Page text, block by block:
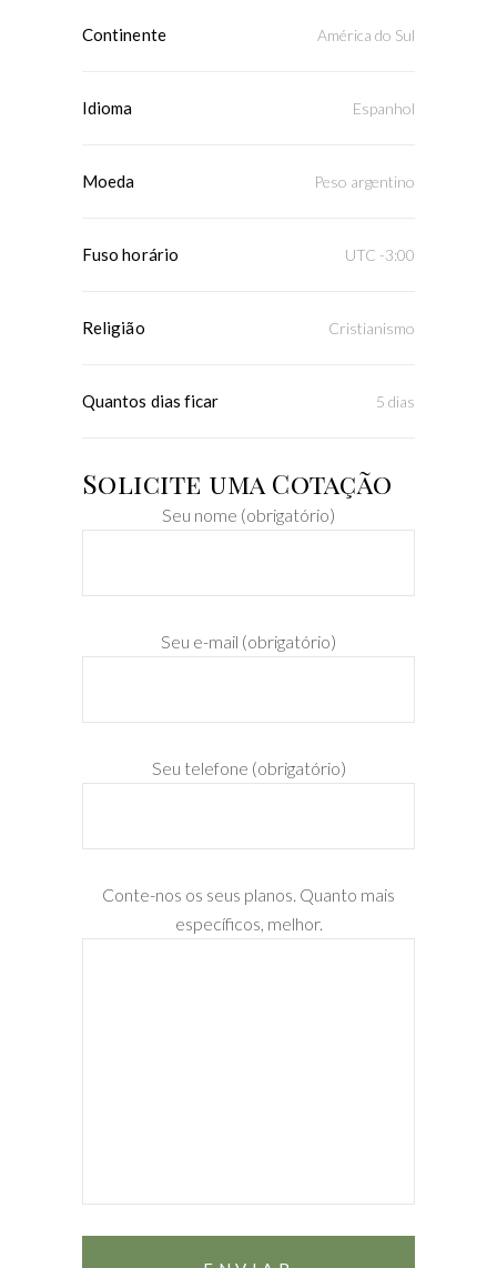
Continente América do Sul
Idioma Espanhol
Moeda Peso argentino
Fuso horário UTC -3:00
Religião Cristianismo
Quantos dias ficar 5 dias
Solicite uma Cotação
Seu nome (obrigatório)
Seu e-mail (obrigatório)
Seu telefone (obrigatório)
Conte-nos os seus planos. Quanto mais
específicos, melhor.